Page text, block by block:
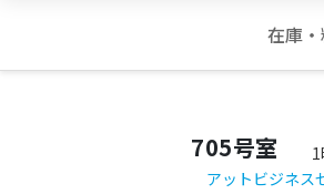
在庫
705号室
アットビジネス